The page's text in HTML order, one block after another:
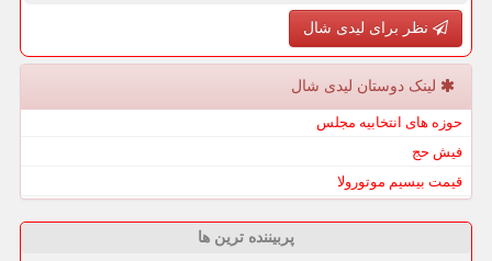
نظر برای لیدی شال
لینک دوستان لیدی شال
حوزه های انتخابیه مجلس
فیش حج
قیمت بیسیم موتورولا
پربیننده ترین ها